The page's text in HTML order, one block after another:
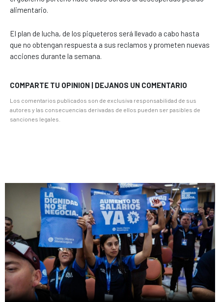
alimentario.
El plan de lucha, de los piqueteros será llevado a cabo hasta
que no obtengan respuesta a sus reclamos y prometen nuevas
acciones durante la semana.
COMPARTE TU OPINION | DEJANOS UN COMENTARIO
Los comentarios publicados son de exclusiva responsabilidad de sus
autores y las consecuencias derivadas de ellos pueden ser pasibles de
sanciones legales.